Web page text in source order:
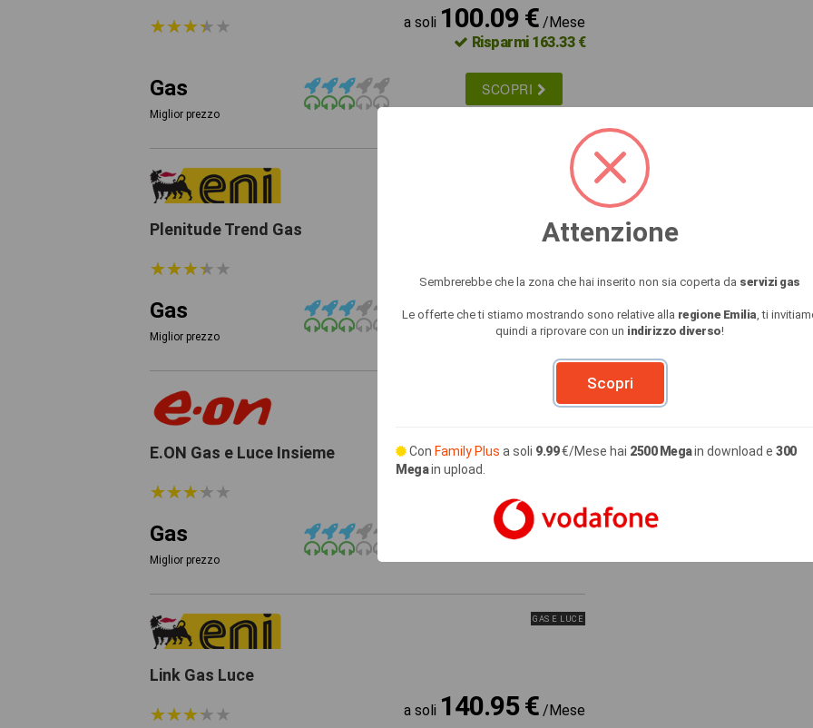
★★★★★
★★★★★ a soli 100.09 € /Mese
Risparmi 163.33 €
Gas
Miglior prezzo
SCOPRI
GAS
Plenitude Trend Gas
★★★★★
★★★★★
Gas
Miglior prezzo
SCOPRI
E.ON Gas e Luce Insieme
★★★★★
★★★★★ 140.78 €
Gas
Miglior prezzo
SCOPRI
GAS E LUCE
Link Gas Luce
★★★★★
★★★★★ a soli 140.95 € /Mese
Attenzione
Sembrerebbe che la zona che hai inserito non sia coperta da servizi gas
Le offerte che ti stiamo mostrando sono relative alla regione Emilia , ti
quindi a riprovare con un indirizzo diverso!
Scopri
Con Family Plus a soli 9.99€/Mese hai 2500 Megain download e 300
Megain upload.